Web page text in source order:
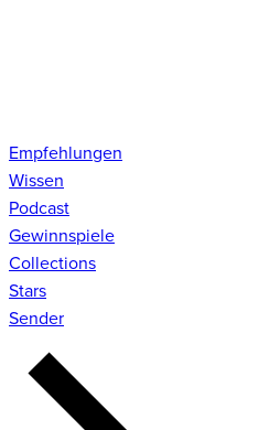
Empfehlungen
Wissen
Podcast
Gewinnspiele
Collections
Stars
Sender